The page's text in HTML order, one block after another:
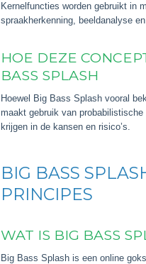
Kernelfuncties worden gebruikt in
spraakherkenning, beeldanalyse
HOE DEZE
BASS SPLASH
Hoewel Big Bass Splash vooral
maakt gebruik van
krijgen in de kansen en risico’s.
BIG BASS
PRINCIPES
WAT IS BIG BASS
Big Bass Splash is een online